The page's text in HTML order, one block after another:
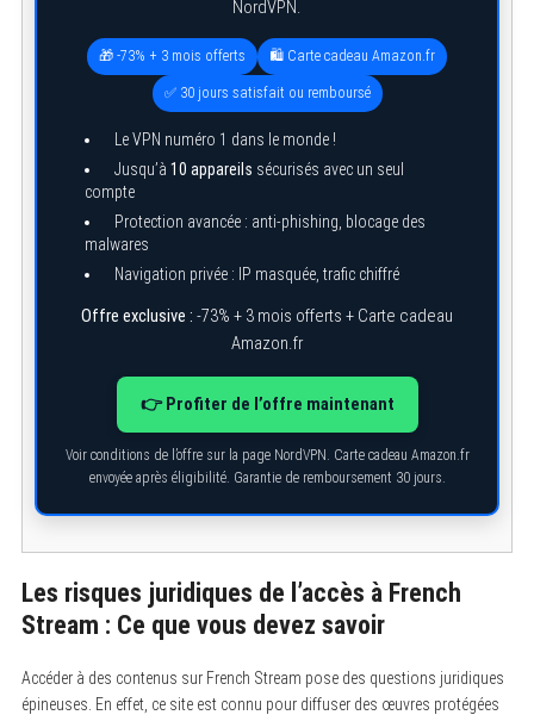
NordVPN.
🎁 -73% + 3 mois offerts 🛍️ Carte cadeau Amazon.fr
✅ 30 jours satisfait ou remboursé
Le VPN numéro 1 dans le monde !
Jusqu’à 10 appareils sécurisés avec un seul
compte
Protection avancée : anti-phishing, blocage des
malwares
Navigation privée : IP masquée, trafic chiffré
Offre exclusive : -73% + 3 mois offerts + Carte cadeau
Amazon.fr
👉 Profiter de l’offre maintenant
Voir conditions de l’offre sur la page NordVPN. Carte cadeau Amazon.fr
envoyée après éligibilité. Garantie de remboursement 30 jours.
Les risques juridiques de l’accès à French
Stream : Ce que vous devez savoir
Accéder à des contenus sur French Stream pose des questions juridiques
épineuses. En effet, ce site est connu pour diffuser des œuvres protégées